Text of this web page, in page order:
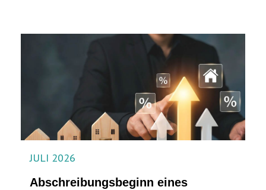
JULI 2026
Abschreibungsbeginn eines